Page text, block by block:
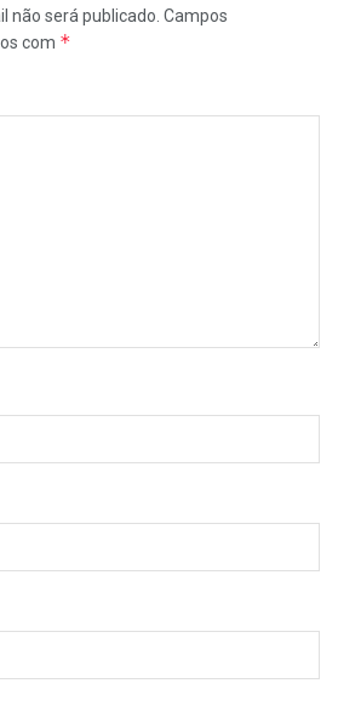
não será publicado. Campos
com *